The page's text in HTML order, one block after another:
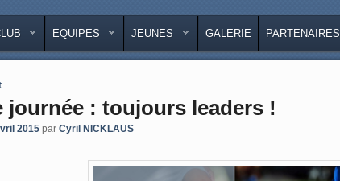
NAVIGATION PRINCIPALE
NAVIGATION SECONDAIRE
EQUIPES JEUNES GALERIE PARTENAIRES
journée : toujours leaders !
2015 par Cyril NICKLAUS